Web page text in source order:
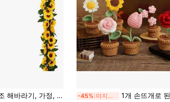
식, 가을, 봄, 화병, 꽃벽, 화환, 신부 부케, 웨딩 장식, DIY 재료, 파티 장식 재료, 홈 데코, 발렌타인데이에 적합
-45% 마지막 3일 1개 손뜨개로 된 화분 식물, 튤립/해바라기/하트 모양 꽃 데스크탑 장식, 뜨개질 장미 꽃, 천일홍 화분 식물 선물, 인조 꽃 데스크탑 장식, 파티 선물